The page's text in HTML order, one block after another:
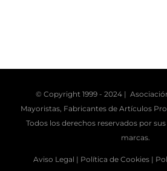
© Copyright 1999 - 2024 |
Mayoristas, Fabricantes de Artículos
Todos los derechos reservados por
marcas.
Aviso Legal | Política de Cookies |